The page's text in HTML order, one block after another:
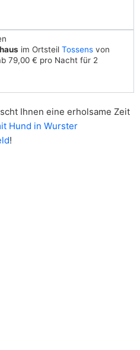
im Ortsteil Tossens von
79,00 € pro Nacht für 2
Ihnen eine erholsame Zeit
Hund in Wurster
!